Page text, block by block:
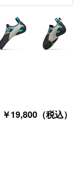
￥19,800（税込）